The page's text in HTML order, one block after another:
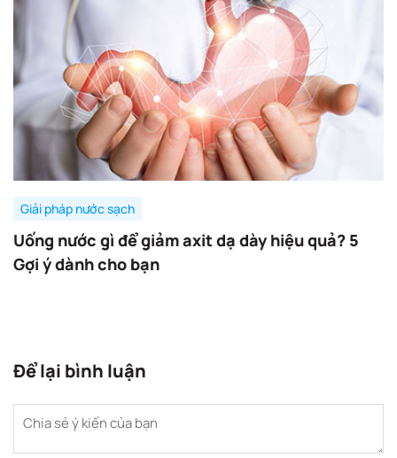
Giải pháp nước sạch
Uống nước gì để giảm axit dạ dày hiệu quả? 5
Gợi ý dành cho bạn
Để lại bình luận